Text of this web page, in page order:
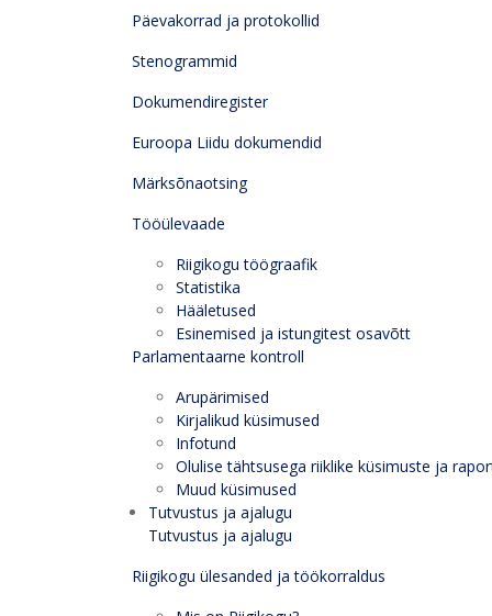
Päevakorrad ja protokollid
Stenogrammid
Dokumendiregister
Euroopa Liidu dokumendid
Märksõnaotsing
Tööülevaade
Riigikogu töögraafik
Statistika
Hääletused
Esinemised ja istungitest osavõtt
Parlamentaarne kontroll
Arupärimised
Kirjalikud küsimused
Infotund
Olulise tähtsusega riiklike küsimuste ja
Muud küsimused
Tutvustus ja ajalugu
Tutvustus ja ajalugu
Riigikogu ülesanded ja töökorraldus